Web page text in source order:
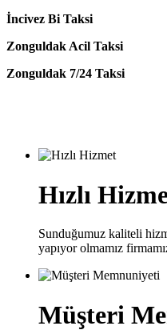
İncivez Bi Taksi
Zonguldak Acil Taksi
Zonguldak 7/24 Taksi
Hızlı
Sunduğumuz kaliteli
yapıyor olmamız
Müşteri